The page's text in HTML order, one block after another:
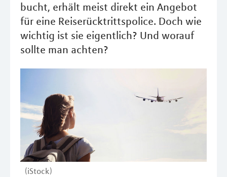
bucht, erhält meist direkt ein Angebot
für eine Reiserücktrittspolice. Doch wie
wichtig ist sie eigentlich? Und worauf
sollte man achten?
(iStock)